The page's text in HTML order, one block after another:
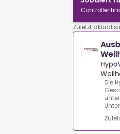
Controller
Zuletzt
Die